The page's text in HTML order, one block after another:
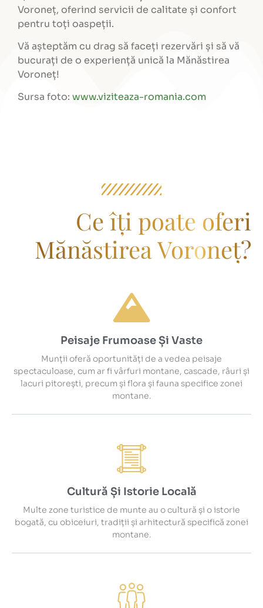
Voroneț, oferind servicii de calitate și confort
pentru toți oaspeții.
Vă așteptăm cu drag să faceți rezervări și să vă
bucurați de o experiență unică la Mănăstirea
Voroneț!
Sursa foto: www.viziteaza-romania.com
Ce îți poate oferi
Mănăstirea Voroneț?
Peisaje Frumoase Și Vaste
Munții oferă oportunități de a vedea peisaje
spectaculoase, cum ar fi vârfuri montane, cascade, râuri și
lacuri pitorești, precum și flora și fauna specifice zonei
montane.
Cultură Și Istorie Locală
Multe zone turistice de munte au o cultură și o istorie
bogată, cu obiceiuri, tradiții și arhitectură specifică zonei
montane.